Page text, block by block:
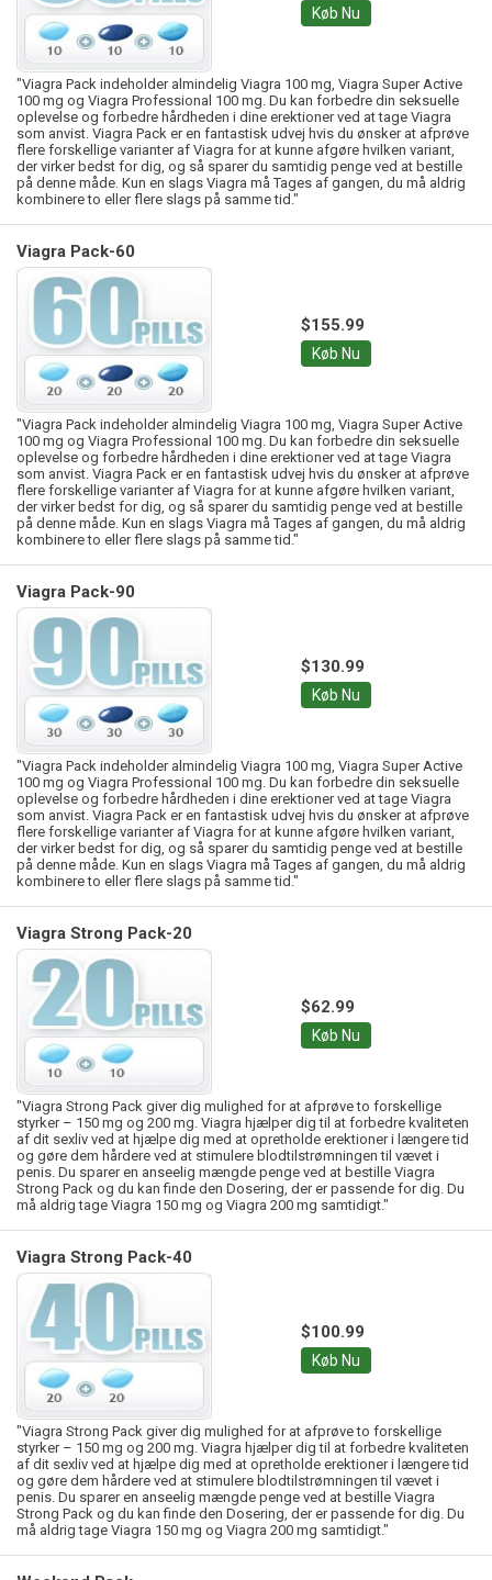
Køb Nu
"Viagra Pack indeholder almindelig Viagra 100 mg, Viagra Super Active
100 mg og Viagra Professional 100 mg. Du kan forbedre din seksuelle
oplevelse og forbedre hårdheden i dine erektioner ved at tage Viagra
som anvist. Viagra Pack er en fantastisk udvej hvis du ønsker at afprøve
flere forskellige varianter af Viagra for at kunne afgøre hvilken variant,
der virker bedst for dig, og så sparer du samtidig penge ved at bestille
på denne måde. Kun en slags Viagra må Tages af gangen, du må aldrig
kombinere to eller flere slags på samme tid."
Viagra Pack-60
$155.99
Køb Nu
"Viagra Pack indeholder almindelig Viagra 100 mg, Viagra Super Active
100 mg og Viagra Professional 100 mg. Du kan forbedre din seksuelle
oplevelse og forbedre hårdheden i dine erektioner ved at tage Viagra
som anvist. Viagra Pack er en fantastisk udvej hvis du ønsker at afprøve
flere forskellige varianter af Viagra for at kunne afgøre hvilken variant,
der virker bedst for dig, og så sparer du samtidig penge ved at bestille
på denne måde. Kun en slags Viagra må Tages af gangen, du må aldrig
kombinere to eller flere slags på samme tid."
Viagra Pack-90
$130.99
Køb Nu
"Viagra Pack indeholder almindelig Viagra 100 mg, Viagra Super Active
100 mg og Viagra Professional 100 mg. Du kan forbedre din seksuelle
oplevelse og forbedre hårdheden i dine erektioner ved at tage Viagra
som anvist. Viagra Pack er en fantastisk udvej hvis du ønsker at afprøve
flere forskellige varianter af Viagra for at kunne afgøre hvilken variant,
der virker bedst for dig, og så sparer du samtidig penge ved at bestille
på denne måde. Kun en slags Viagra må Tages af gangen, du må aldrig
kombinere to eller flere slags på samme tid."
Viagra Strong Pack-20
$62.99
Køb Nu
"Viagra Strong Pack giver dig mulighed for at afprøve to forskellige
styrker – 150 mg og 200 mg. Viagra hjælper dig til at forbedre kvaliteten
af dit sexliv ved at hjælpe dig med at opretholde erektioner i længere tid
og gøre dem hårdere ved at stimulere blodtilstrømningen til vævet i
penis. Du sparer en anseelig mængde penge ved at bestille Viagra
Strong Pack og du kan finde den Dosering, der er passende for dig. Du
må aldrig tage Viagra 150 mg og Viagra 200 mg samtidigt."
Viagra Strong Pack-40
$100.99
Køb Nu
"Viagra Strong Pack giver dig mulighed for at afprøve to forskellige
styrker – 150 mg og 200 mg. Viagra hjælper dig til at forbedre kvaliteten
af dit sexliv ved at hjælpe dig med at opretholde erektioner i længere tid
og gøre dem hårdere ved at stimulere blodtilstrømningen til vævet i
penis. Du sparer en anseelig mængde penge ved at bestille Viagra
Strong Pack og du kan finde den Dosering, der er passende for dig. Du
må aldrig tage Viagra 150 mg og Viagra 200 mg samtidigt."